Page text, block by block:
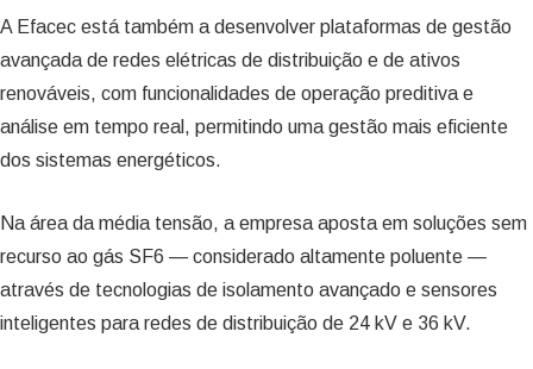
A Efacec está também a desenvolver plataformas de gestão
avançada de redes elétricas de distribuição e de ativos
renováveis, com funcionalidades de operação preditiva e
análise em tempo real, permitindo uma gestão mais eficiente
dos sistemas energéticos.
Na área da média tensão, a empresa aposta em soluções sem
recurso ao gás SF6 — considerado altamente poluente —
através de tecnologias de isolamento avançado e sensores
inteligentes para redes de distribuição de 24 kV e 36 kV.